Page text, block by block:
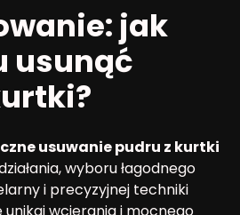
jak
usunąć
usuwanie pudru z kurtki
wyboru łagodnego
i precyzyjnej techniki